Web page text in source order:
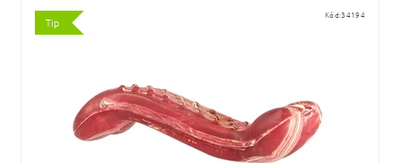
Tip
Kód:34194